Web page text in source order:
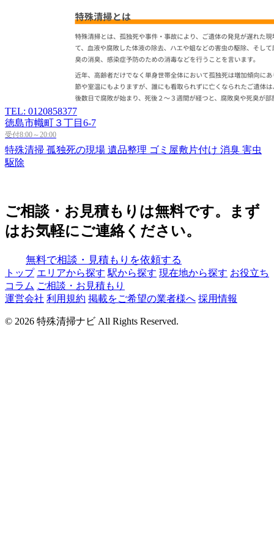
TEL: 0120858377
徳島市幟町３丁目6-7
受付8:00～20:00
特殊清掃 孤独死の現場 遺品整理 ゴミ屋敷片付け 消臭 害虫
駆除
ご相談・お見積もりは無料です。まず
はお気軽にご連絡ください。
無料で相談・見積もりを依頼する
トップ エリアから探す 駅から探す 現在地から探す お役立ち
コラム ご相談・お見積もり
運営会社 利用規約 掲載をご希望の業者様へ 採用情報
© 2026 特殊清掃ナビ All Rights Reserved.